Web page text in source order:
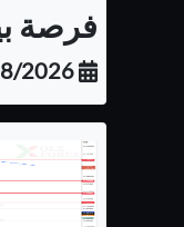
فرصة
05/08/2026